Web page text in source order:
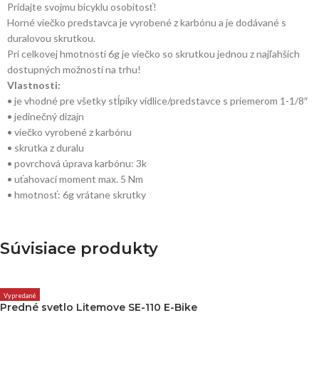
Pridajte svojmu bicyklu osobitosť!
Horné viečko predstavca je vyrobené z karbónu a je dodávané s
duralovou skrutkou.
Pri celkovej hmotnosti 6g je viečko so skrutkou jednou z najľahších
dostupných možností na trhu!
Vlastnosti:
• je vhodné pre všetky stĺpiky vidlice/predstavce s priemerom 1-1/8″
• jedinečný dizajn
• viečko vyrobené z karbónu
• skrutka z duralu
• povrchová úprava karbónu: 3k
• uťahovací moment max. 5 Nm
• hmotnosť: 6g vrátane skrutky
Súvisiace produkty
Vypredané
Predné svetlo Litemove SE-110 E-Bike